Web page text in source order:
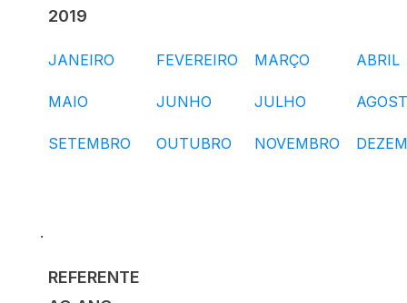
2019
JANEIRO FEVEREIRO MARÇO ABRIL
MAIO JUNHO JULHO
SETEMBRO OUTUBRO NOVEMBRO
.
REFERENTE